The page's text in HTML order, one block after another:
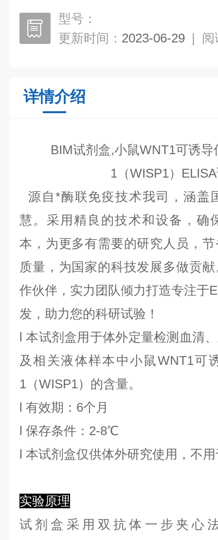
型号：
更新时间： 2023-06-29 | 阅
详情介绍
BIM试剂盒,小鼠WNT1可诱
1（WISP1）
源自*酶联免疫技术我司，涵盖
慧。采用精良的技术和设备，确
本，为更多有需要的研究人员，
质量，为国家的科技发展多做贡
作伙伴，实力团队倾力打造专注于
发，助力您的科研试验！
l本试剂盒用于体外定量检测血清
及相关液体样本中小鼠WNT1可
1 （WISP1）的含量。
l 有效期：6个月
l 保存条件： 2-8℃
l 本试剂盒仅供体外研究使用，不
实验原理
试剂盒采用双抗体一步夹心